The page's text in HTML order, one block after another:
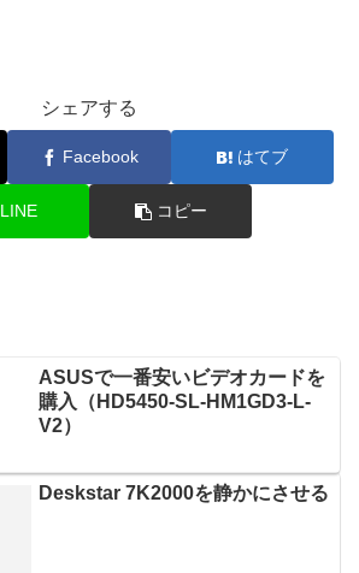
シェアする
Facebook はてブ
LINE コピー
ASUSで一番安いビデオカードを
購入（HD5450-SL-HM1GD3-L-
V2）
Deskstar 7K2000を静かにさせる